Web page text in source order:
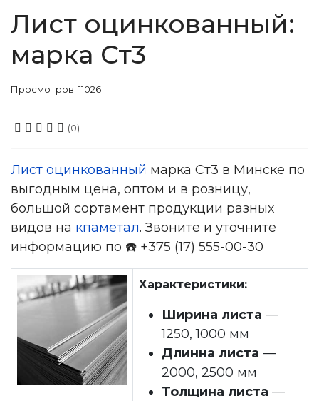
Лист оцинкованный:
марка Ст3
Просмотров: 11026
(0)
Лист оцинкованный марка Ст3 в Минске по
выгодным цена, оптом и в розницу,
большой сортамент продукции разных
видов на кпаметал. Звоните и уточните
информацию по ☎️ +375 (17) 555-00-30
Характеристики:
Ширина листа —
1250, 1000 мм
Длинна листа —
2000, 2500 мм
Толщина листа —